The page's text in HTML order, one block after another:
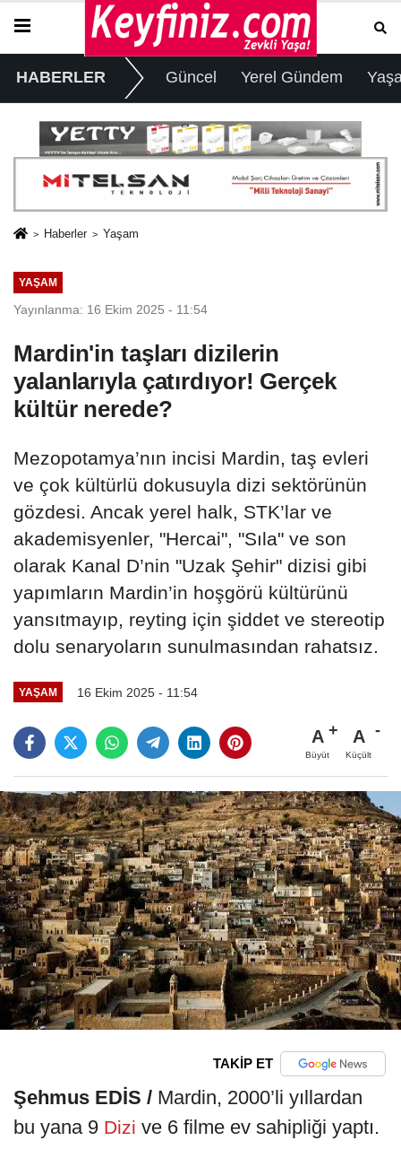
HABERLER Güncel Yerel Gündem
Haberler Yaşam
YAŞAM
Yayınlanma: 16 Ekim 2025 - 11:54
Mardin'in taşları dizilerin
yalanlarıyla çatırdıyor! Gerçek
kültür nerede?
Mezopotamya’nın incisi Mardin, taş evleri
ve çok kültürlü dokusuyla dizi sektörünün
gözdesi. Ancak yerel halk, STK’lar ve
akademisyenler, "Hercai", "Sıla" ve son
olarak Kanal D’nin "Uzak Şehir" dizisi gibi
yapımların Mardin’in hoşgörü kültürünü
yansıtmayıp, reyting için şiddet ve stereotip
dolu senaryoların sunulmasından rahatsız.
YAŞAM 16 Ekim 2025 - 11:54
A
Büyüt
A
Küçült
TAKİP ET
Şehmus EDİS / Mardin, 2000’li yıllardan
bu yana 9 Dizi ve 6 filme ev sahipliği yaptı.